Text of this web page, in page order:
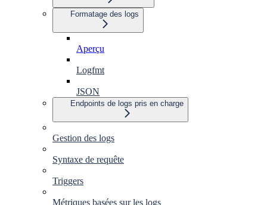
Formatage des logs
Aperçu
Logfmt
JSON
Endpoints de logs pris en charge
Gestion des logs
Syntaxe de requête
Triggers
Métriques basées sur les logs